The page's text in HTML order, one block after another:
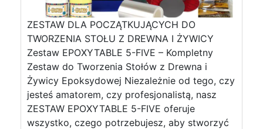
ZESTAW DLA POCZĄTKUJĄCYCH DO
TWORZENIA STOŁU Z DREWNA I ŻYWICY
Zestaw EPOXYTABLE 5-FIVE – Kompletny
Zestaw do Tworzenia Stołów z Drewna i
Żywicy Epoksydowej Niezależnie od tego, czy
jesteś amatorem, czy profesjonalistą, nasz
ZESTAW EPOXYTABLE 5-FIVE oferuje
wszystko, czego potrzebujesz, aby stworzyć